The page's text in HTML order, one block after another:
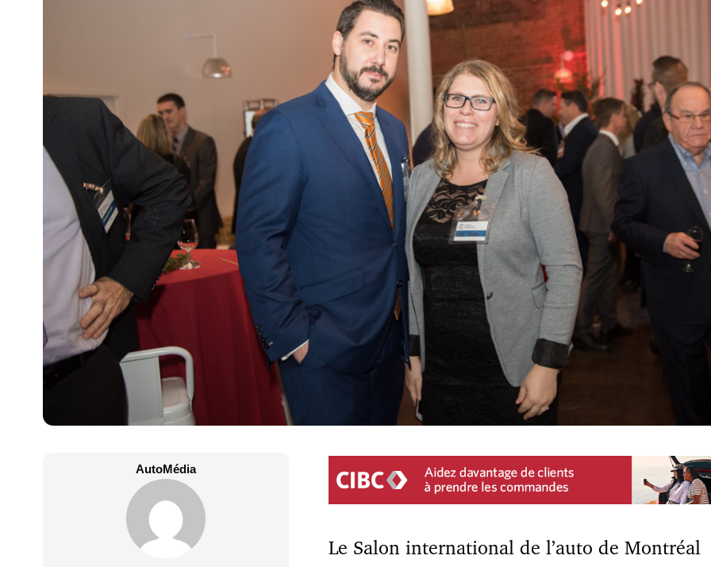
AutoMédia
Le Salon international de l’auto de Montréal